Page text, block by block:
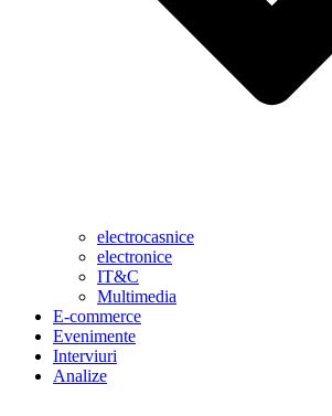
electrocasnice
electronice
IT&C
Multimedia
E-commerce
Evenimente
Interviuri
Analize